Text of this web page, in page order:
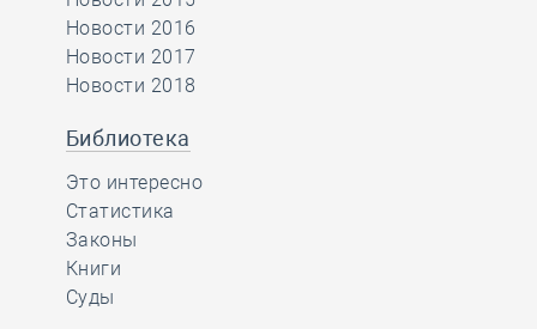
Новости 2016
Новости 2017
Новости 2018
Библиотека
Это интересно
Статистика
Законы
Книги
Суды